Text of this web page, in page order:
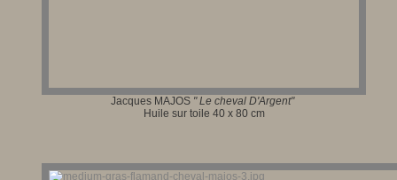
Jacques MAJOS "Le cheval D'Argent"
Huile sur toile 40 x 80 cm